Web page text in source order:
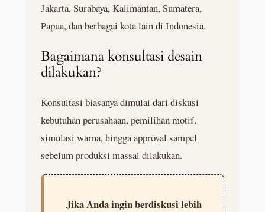
Jakarta, Surabaya, Kalimantan, Sumatera,
Papua, dan berbagai kota lain di Indonesia.
Bagaimana konsultasi desain
dilakukan?
Konsultasi biasanya dimulai dari diskusi
kebutuhan perusahaan, pemilihan motif,
simulasi warna, hingga approval sampel
sebelum produksi massal dilakukan.
Jika Anda ingin berdiskusi lebih